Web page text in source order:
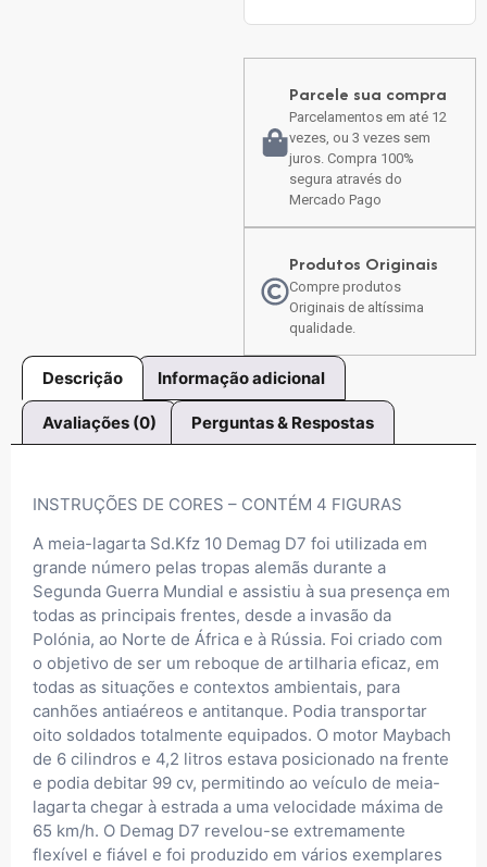
Parcele sua compra
Parcelamentos em até 12
vezes, ou 3 vezes sem
juros. Compra 100%
segura através do
Mercado Pago
Produtos Originais
Compre produtos
Originais de altíssima
qualidade.
Descrição Informação adicional
Avaliações (0) Perguntas & Respostas
INSTRUÇÕES DE CORES – CONTÉM 4 FIGURAS
A meia-lagarta Sd.Kfz 10 Demag D7 foi utilizada em
grande número pelas tropas alemãs durante a
Segunda Guerra Mundial e assistiu à sua presença em
todas as principais frentes, desde a invasão da
Polónia, ao Norte de África e à Rússia. Foi criado com
o objetivo de ser um reboque de artilharia eficaz, em
todas as situações e contextos ambientais, para
canhões antiaéreos e antitanque. Podia transportar
oito soldados totalmente equipados. O motor Maybach
de 6 cilindros e 4,2 litros estava posicionado na frente
e podia debitar 99 cv, permitindo ao veículo de meia-
lagarta chegar à estrada a uma velocidade máxima de
65 km/h. O Demag D7 revelou-se extremamente
flexível e fiável e foi produzido em vários exemplares